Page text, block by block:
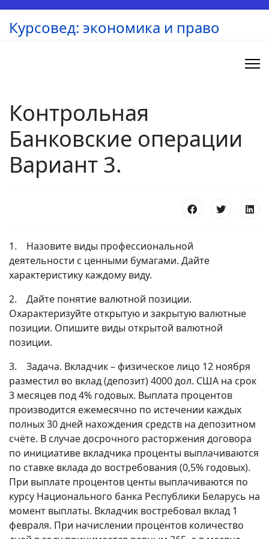
Курсовед: экономика и право
Контрольная
Банковские операции
Вариант 3.
1. Назовите виды профессиональной
деятельности с ценными бумагами. Дайте
характеристику каждому виду.
2. Дайте понятие валютной позиции.
Охарактеризуйте открытую и закрытую валютные
позиции. Опишите виды открытой валютной
позиции.
3. Задача. Вкладчик – физическое лицо 12 ноября
разместил во вклад (депозит) 4000 дол. США на срок
3 месяцев под 4% годовых. Выплата процентов
производится ежемесячно по истечении каждых
полных 30 дней нахождения средств на депозитном
счёте. В случае досрочного расторжения договора
по инициативе вкладчика проценты выплачиваются
по ставке вклада до востребования (0,5% годовых).
При выплате процентов центы выплачиваются по
курсу Национального банка Республики Беларусь на
момент выплаты. Вкладчик востребовал вклад 1
февраля. При начислении процентов количество